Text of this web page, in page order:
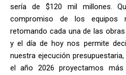
sería de $120 mil millones.
compromiso de los equipos
retomando cada una de las
y el día de hoy nos permite
nuestra ejecución
el año 2026 proyectamos